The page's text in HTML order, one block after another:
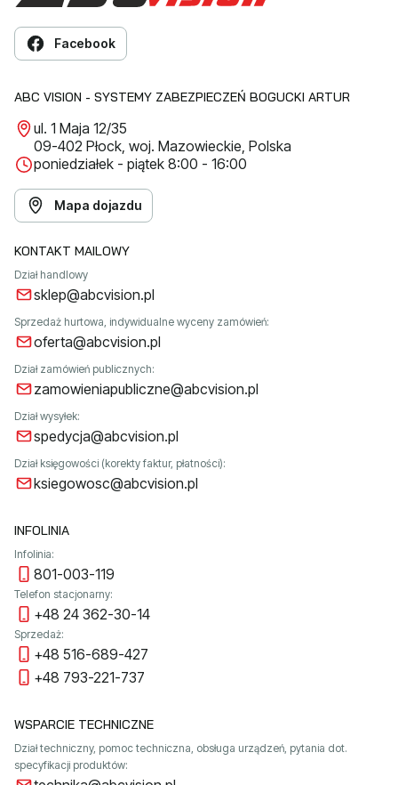
Facebook
ABC VISION - SYSTEMY ZABEZPIECZEŃ BOGUCKI ARTUR
ul. 1 Maja 12/35
09-402 Płock, woj. Mazowieckie, Polska
poniedziałek - piątek 8:00 - 16:00
Mapa dojazdu
KONTAKT MAILOWY
Dział handlowy
sklep@abcvision.pl
Sprzedaż hurtowa, indywidualne wyceny zamówień:
oferta@abcvision.pl
Dział zamówień publicznych:
zamowieniapubliczne@abcvision.pl
Dział wysyłek:
spedycja@abcvision.pl
Dział księgowości (korekty faktur, płatności):
ksiegowosc@abcvision.pl
INFOLINIA
Infolinia:
801-003-119
Telefon stacjonarny:
+48 24 362-30-14
Sprzedaż:
+48 516-689-427
+48 793-221-737
WSPARCIE TECHNICZNE
Dział techniczny, pomoc techniczna, obsługa urządzeń, pytania dot.
specyfikacji produktów: